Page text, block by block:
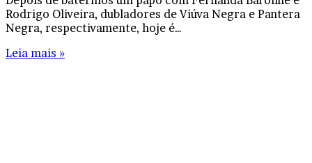
Rodrigo Oliveira, dubladores de Viúva Negra e Pantera
Negra, respectivamente, hoje é…
Leia mais »